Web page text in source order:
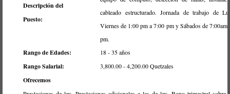
Descripción del
Puesto:
cableado estructurado. Jornada de trabajo de
Viernes de 1:00 pm a 7:00 pm y Sábados de 7:00am
pm.
Rango de Edades: 18 - 35 años
Rango Salarial: 3,800.00 - 4,200.00 Quetzales
Ofrecemos